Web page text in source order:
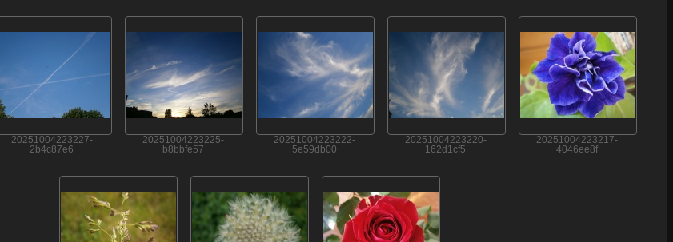
20251004223227-
2b4c87e6
20251004223225-
b8bbfe57
20251004223222-
5e59db00
20251004223220-
162d1cf5
20251004223217-
4046ee8f